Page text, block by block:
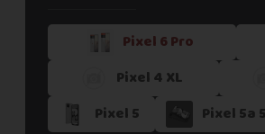
4. Attendre la validation de
5. Recevoir mon paiement
Si vous ne trouvez pas une offre
Pixel 6 Pro
Pixel 4 XL
Pixel 5
Pixel 5a